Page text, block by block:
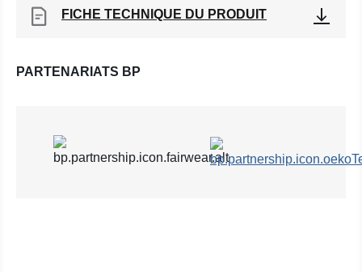
FICHE TECHNIQUE DU PRODUIT
PARTENARIATS BP